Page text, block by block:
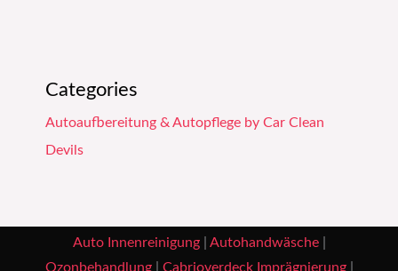
Categories
Autoaufbereitung & Autopflege by Car Clean
Devils
Auto Innenreinigung| Autohandwäsche|
Ozonbehandlung| Cabrioverdeck Imprägnierung|